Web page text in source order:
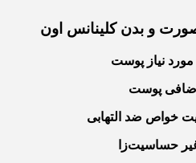
و بدن کلینانس اون
نیاز پوست
اضافی پوست
خواص ضد التهابی
حساسیت‌زا